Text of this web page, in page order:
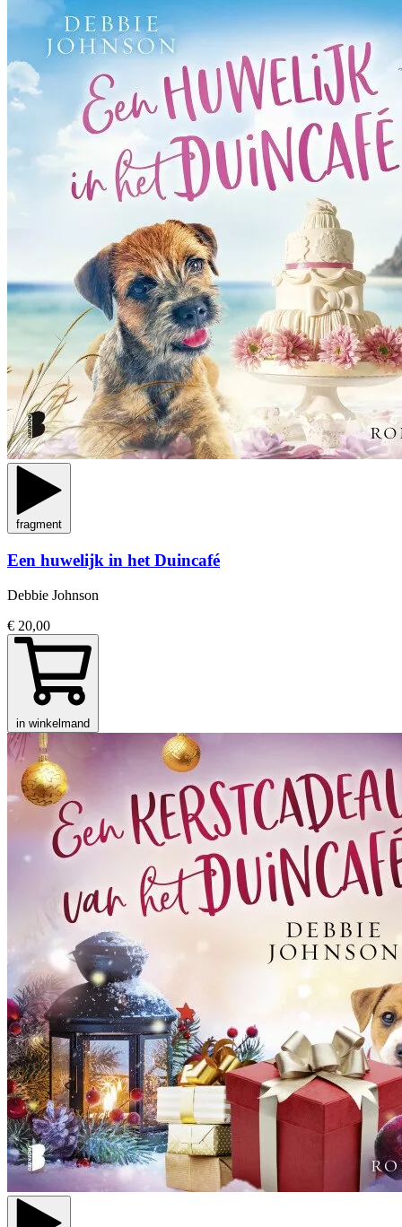
fragment
Een huwelijk in het Duincafé
Debbie Johnson
€ 20,00
in winkelmand